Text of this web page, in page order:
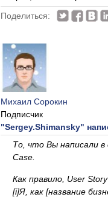
Поделиться:
Михаил Сорокин
Подписчик
"Sergey.Shimansky"
То, что Вы написали
Case.
Как правило, User
[i]Я, как [название